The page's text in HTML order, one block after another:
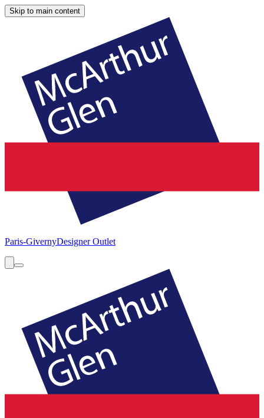
Skip to main content
Paris-GivernyDesigner Outlet